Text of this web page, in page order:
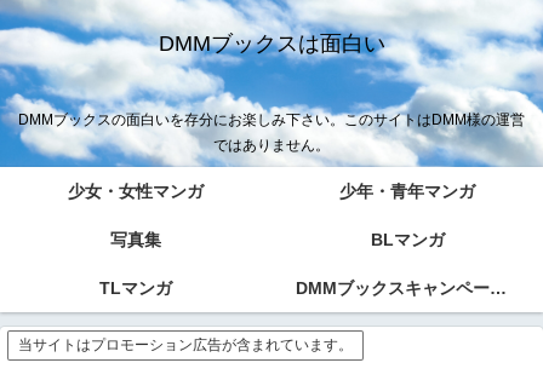
DMMブックスは面白い
DMMブックスの面白いを存分にお楽しみ下さい。このサイトはDMM様の運営
ではありません。
少女・女性マンガ 少年・青年マンガ
写真集 BLマンガ
TLマンガ DMMブックスキャンペーン！！
当サイトはプロモーション広告が含まれています。